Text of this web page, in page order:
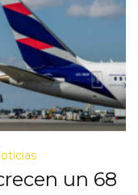
un 68